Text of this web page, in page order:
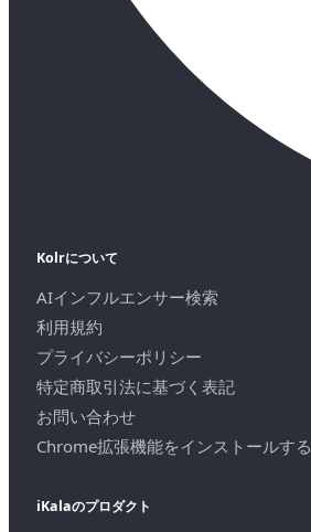
Kolrについて
AIインフルエンサー検索
利用規約
プライバシーポリシー
特定商取引法に基づく表記
お問い合わせ
Chrome拡張機能をインストールする
iKalaのプロダクト